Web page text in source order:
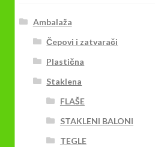
Ambalaža
Čepovi i zatvarači
Plastična
Staklena
FLAŠE
STAKLENI BALONI
TEGLE